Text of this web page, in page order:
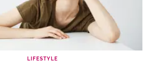
LIFESTYLE